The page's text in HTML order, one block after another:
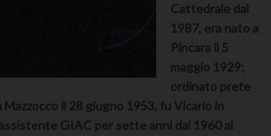
Cattedrale dal
1987, era nato a
Pincara il 5
maggio 1929;
ordinato prete
Mazzocco il 28 giugno 1953, fu Vicario in
GIAC per sette anni dal 1960 al